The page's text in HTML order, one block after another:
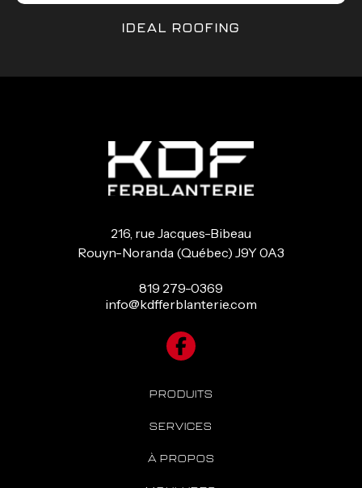
IDEAL ROOFING
216, rue Jacques-Bibeau
Rouyn-Noranda (Québec) J9Y 0A3
819 279-0369
info@kdfferblanterie.com
PRODUITS
SERVICES
À PROPOS